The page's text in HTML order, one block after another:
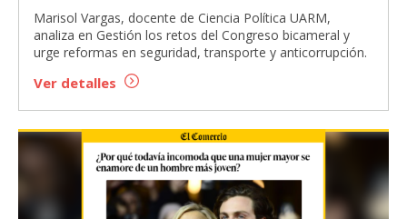
Marisol Vargas, docente de Ciencia Política UARM,
analiza en Gestión los retos del Congreso bicameral y
urge reformas en seguridad, transporte y anticorrupción.
Ver detalles